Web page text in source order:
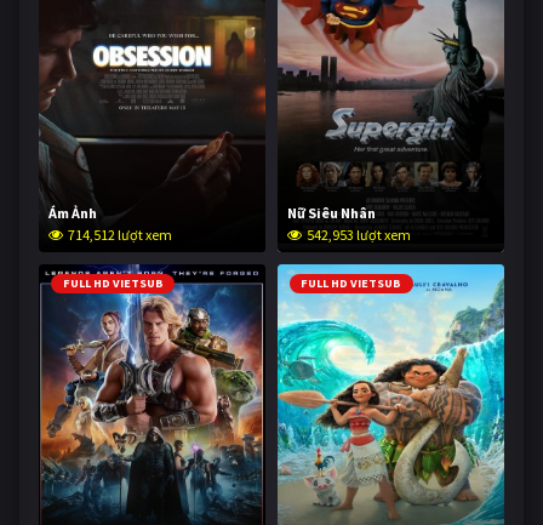
Ám Ảnh
714,512 lượt xem
Nữ Siêu Nhân
542,953 lượt xem
FULL HD VIETSUB FULL HD VIETSUB